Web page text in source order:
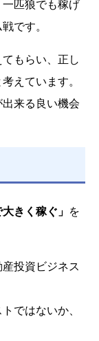
匹狼でも稼げ
です。
もらい、正し
えています。
来る良い機会
きく稼ぐ」 を
投資ビジネス
ではないか、